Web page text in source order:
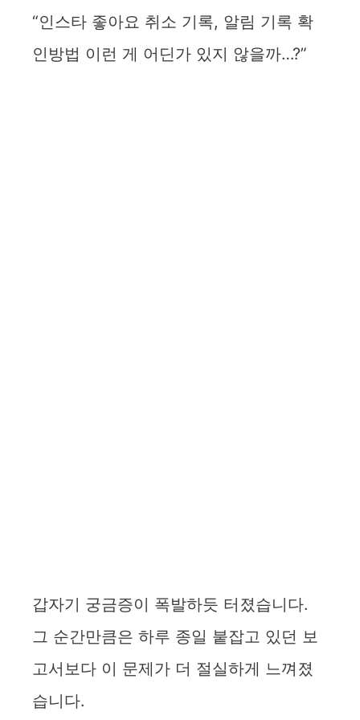
“인스타 좋아요 취소 기록, 알림 기록 확
인방법 이런 게 어딘가 있지 않을까…?”
갑자기 궁금증이 폭발하듯 터졌습니다.
그 순간만큼은 하루 종일 붙잡고 있던 보
고서보다 이 문제가 더 절실하게 느껴졌
습니다.